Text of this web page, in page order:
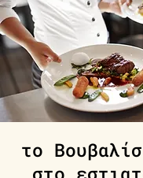
το
στο